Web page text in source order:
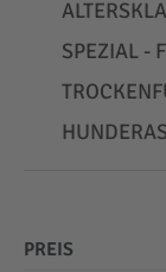
SPEZIAL -
PREIS